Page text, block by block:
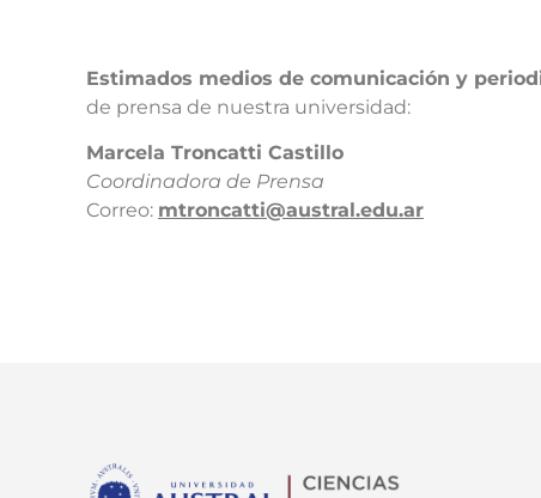
Estimados medios de comunicación y
de prensa de nuestra universidad:​
​Marcela Troncatti Castillo​
Coordinadora de Prensa​
Correo: mtroncatti@austral.edu.ar​